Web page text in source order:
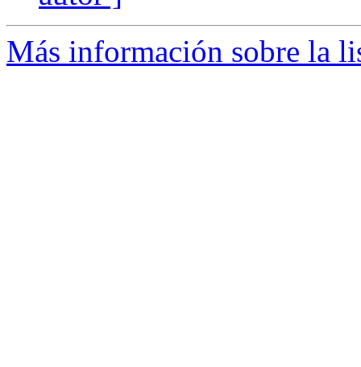
Más información sobre la